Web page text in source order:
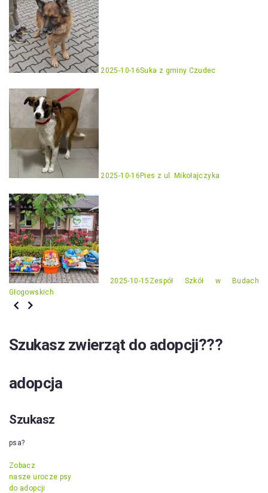
2025-10-16Suka z gminy Czudec
2025-10-16 Pies z ul. Mikołajczyka
2025-10-15 Zespół Szkół w Budach
Głogowskich
Szukasz zwierząt do adopcji???
adopcja
Szukasz
psa?
Zobacz
nasze urocze psy
do adopcji